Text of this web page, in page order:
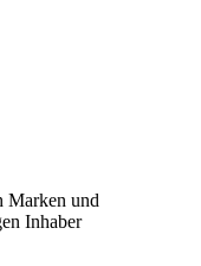
Marken und
Inhaber